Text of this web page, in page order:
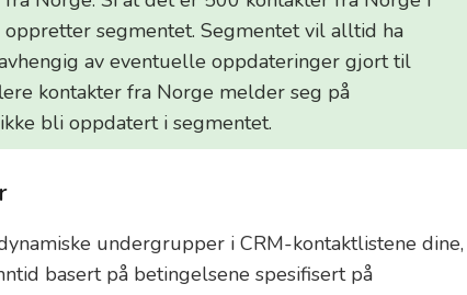
segmentet. Segmentet vil alltid ha
av eventuelle oppdateringer gjort til
kontakter fra Norge melder seg på
bli oppdatert i segmentet.
undergrupper i CRM-kontaktlistene dine,
basert på betingelsene spesifisert på